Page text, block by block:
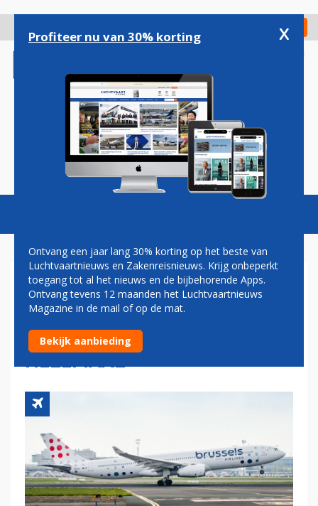
gaan
Check in
Magazine Podcasts Vacatures
NIEUWE BELGISCHE REGERING
'HARMONISEERT' VLIEGTAKS
OP 5 EURO, MAAR TOCH NIET
HELEMAAL
Profiteer nu van 30% korting x
Ontvang een jaar lang 30% korting op het beste van
Luchtvaartnieuws en Zakenreisnieuws. Krijg onbeperkt
toegang tot al het nieuws en de bijbehorende Apps.
Ontvang tevens 12 maanden het Luchtvaartnieuws
Magazine in de mail of op de mat.
Bekijk aanbieding